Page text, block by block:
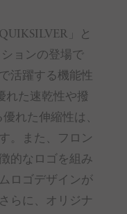
」と
ョンの登場で
活躍する機能性
れた速乾性や撥
れた伸縮性は、
。また、フロン
的なロゴを組み
ロゴデザインが
らに、オリジナ